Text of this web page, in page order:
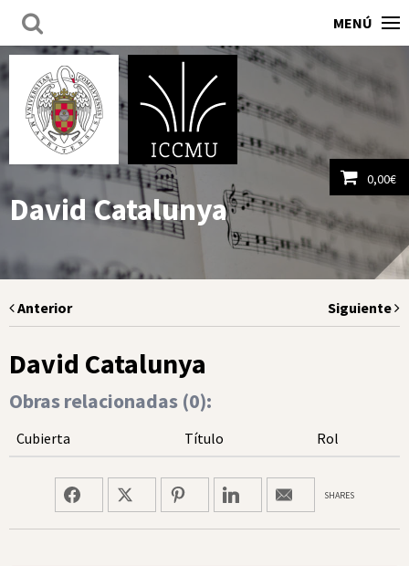
MENÚ
0,00€
Ver carrito
David Catalunya
Anterior Siguiente
David Catalunya
Obras relacionadas (0):
Cubierta Título Rol
SHARES